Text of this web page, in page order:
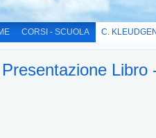
CORSI - SCUOLA C.
Presentazione